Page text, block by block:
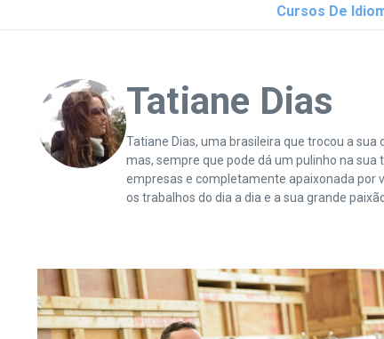
Cursos De
Tatiane Dias
Tatiane Dias, uma brasileira que trocou a
mas, sempre que pode dá um pulinho na
empresas e completamente apaixonada por
os trabalhos do dia a dia e a sua grande